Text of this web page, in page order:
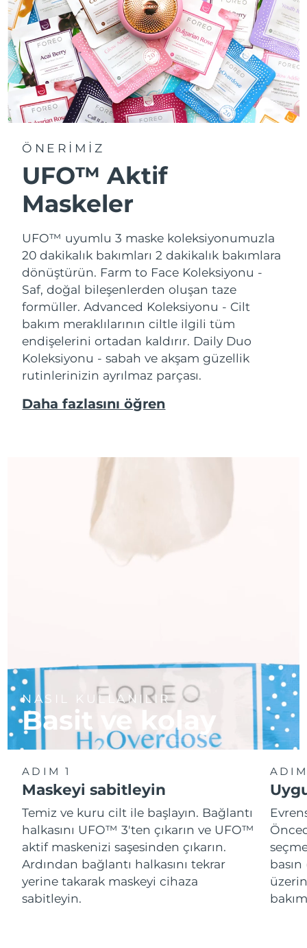
ÖNERİMİZ
UFO™ Aktif
Maskeler
UFO™ uyumlu 3 maske koleksiyonumuzla
20 dakikalık bakımları 2 dakikalık bakımlara
dönüştürün. Farm to Face Koleksiyonu -
Saf, doğal bileşenlerden oluşan taze
formüller. Advanced Koleksiyonu - Cilt
bakım meraklılarının ciltle ilgili tüm
endişelerini ortadan kaldırır. Daily Duo
Koleksiyonu - sabah ve akşam güzellik
rutinlerinizin ayrılmaz parçası.
Daha fazlasını öğren
NASIL KULLANILIR
Basit ve kolay
ADIM 1
Maskeyi sabitleyin
Temiz ve kuru cilt ile başlayın. Bağlantı
halkasını UFO™ 3'ten çıkarın ve UFO™
aktif maskenizi saşesinden çıkarın.
Ardından bağlantı halkasını tekrar
yerine takarak maskeyi cihaza
sabitleyin.